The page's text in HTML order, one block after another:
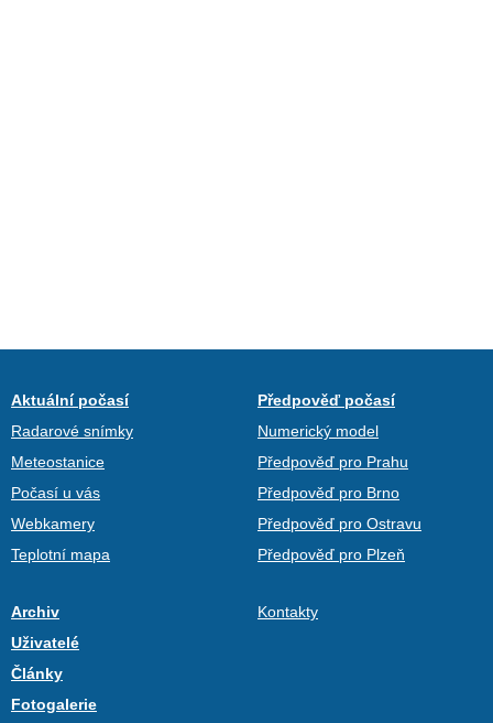
Aktuální počasí
Radarové snímky
Meteostanice
Počasí u vás
Webkamery
Teplotní mapa
Předpověď počasí
Numerický model
Předpověď pro Prahu
Předpověď pro Brno
Předpověď pro Ostravu
Předpověď pro Plzeň
Archiv
Uživatelé
Články
Fotogalerie
Kontakty